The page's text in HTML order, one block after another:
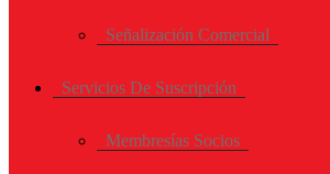
Señalización Comercial
Servicios De Suscripción
Membresías Socios